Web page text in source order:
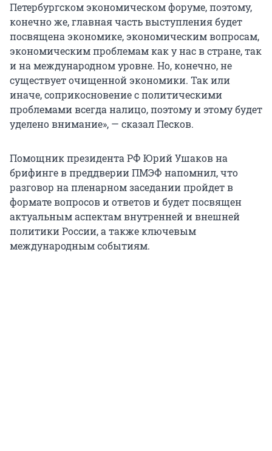
Петербургском экономическом форуме, поэтому,
конечно же, главная часть выступления будет
посвящена экономике, экономическим вопросам,
экономическим проблемам как у нас в стране, так
и на международном уровне. Но, конечно, не
существует очищенной экономики. Так или
иначе, соприкосновение с политическими
проблемами всегда налицо, поэтому и этому будет
уделено внимание», — сказал Песков.
Помощник президента РФ Юрий Ушаков на
брифинге в преддверии ПМЭФ напомнил, что
разговор на пленарном заседании пройдет в
формате вопросов и ответов и будет посвящен
актуальным аспектам внутренней и внешней
политики России, а также ключевым
международным событиям.